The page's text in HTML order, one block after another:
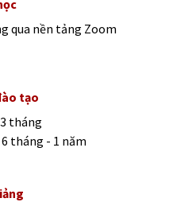
tạo
tháng
tháng - 1 năm
qua nền tảng Zoom